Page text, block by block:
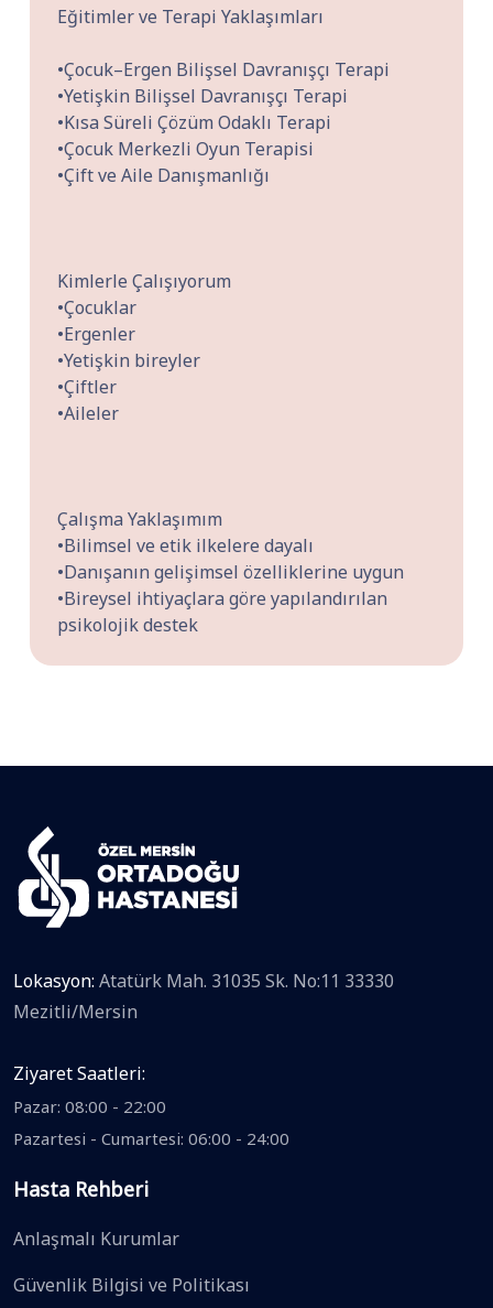
Eğitimler ve Terapi Yaklaşımları
•Çocuk–Ergen Bilişsel Davranışçı Terapi
•Yetişkin Bilişsel Davranışçı Terapi
•Kısa Süreli Çözüm Odaklı Terapi
•Çocuk Merkezli Oyun Terapisi
•Çift ve Aile Danışmanlığı
Kimlerle Çalışıyorum
•Çocuklar
•Ergenler
•Yetişkin bireyler
•Çiftler
•Aileler
Çalışma Yaklaşımım
•Bilimsel ve etik ilkelere dayalı
•Danışanın gelişimsel özelliklerine uygun
•Bireysel ihtiyaçlara göre yapılandırılan
psikolojik destek
Lokasyon: Atatürk Mah. 31035 Sk. No:11 33330
Mezitli/Mersin
Ziyaret Saatleri:
Pazar: 08:00 - 22:00
Pazartesi - Cumartesi: 06:00 - 24:00
Hasta Rehberi
Anlaşmalı Kurumlar
Güvenlik Bilgisi ve Politikası